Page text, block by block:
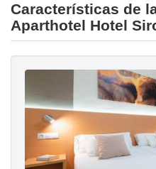
Características de
Aparthotel Hotel